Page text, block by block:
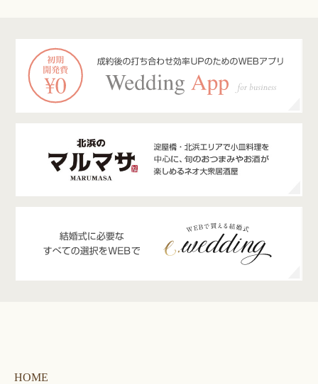
HOME